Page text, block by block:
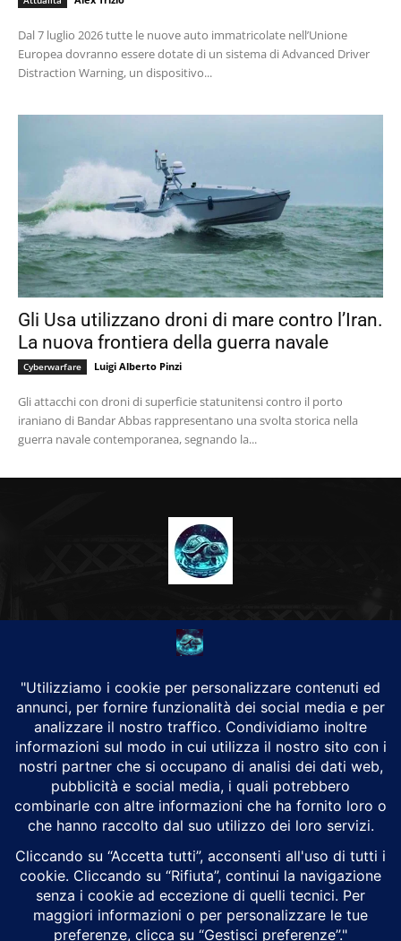
Dal 7 luglio 2026 tutte le nuove auto immatricolate nell’Unione
Europea dovranno essere dotate di un sistema di Advanced Driver
Distraction Warning, un dispositivo...
Gli Usa utilizzano droni di mare contro l’Iran.
La nuova frontiera della guerra navale
Cyberwarfare Luigi Alberto Pinzi
Gli attacchi con droni di superficie statunitensi contro il porto
iraniano di Bandar Abbas rappresentano una svolta storica nella
guerra navale contemporanea, segnando la...
CHI SIAMO
Alground Geopolitica e Cyberwarfare.
Da una idea di Brunilde Trizio
Alground fa parte del Gruppo Trizio
SEGUICI